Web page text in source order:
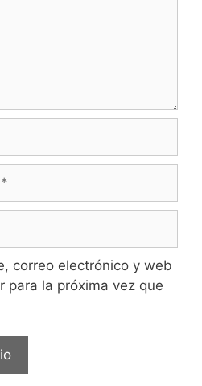
correo electrónico y web
para la próxima vez que